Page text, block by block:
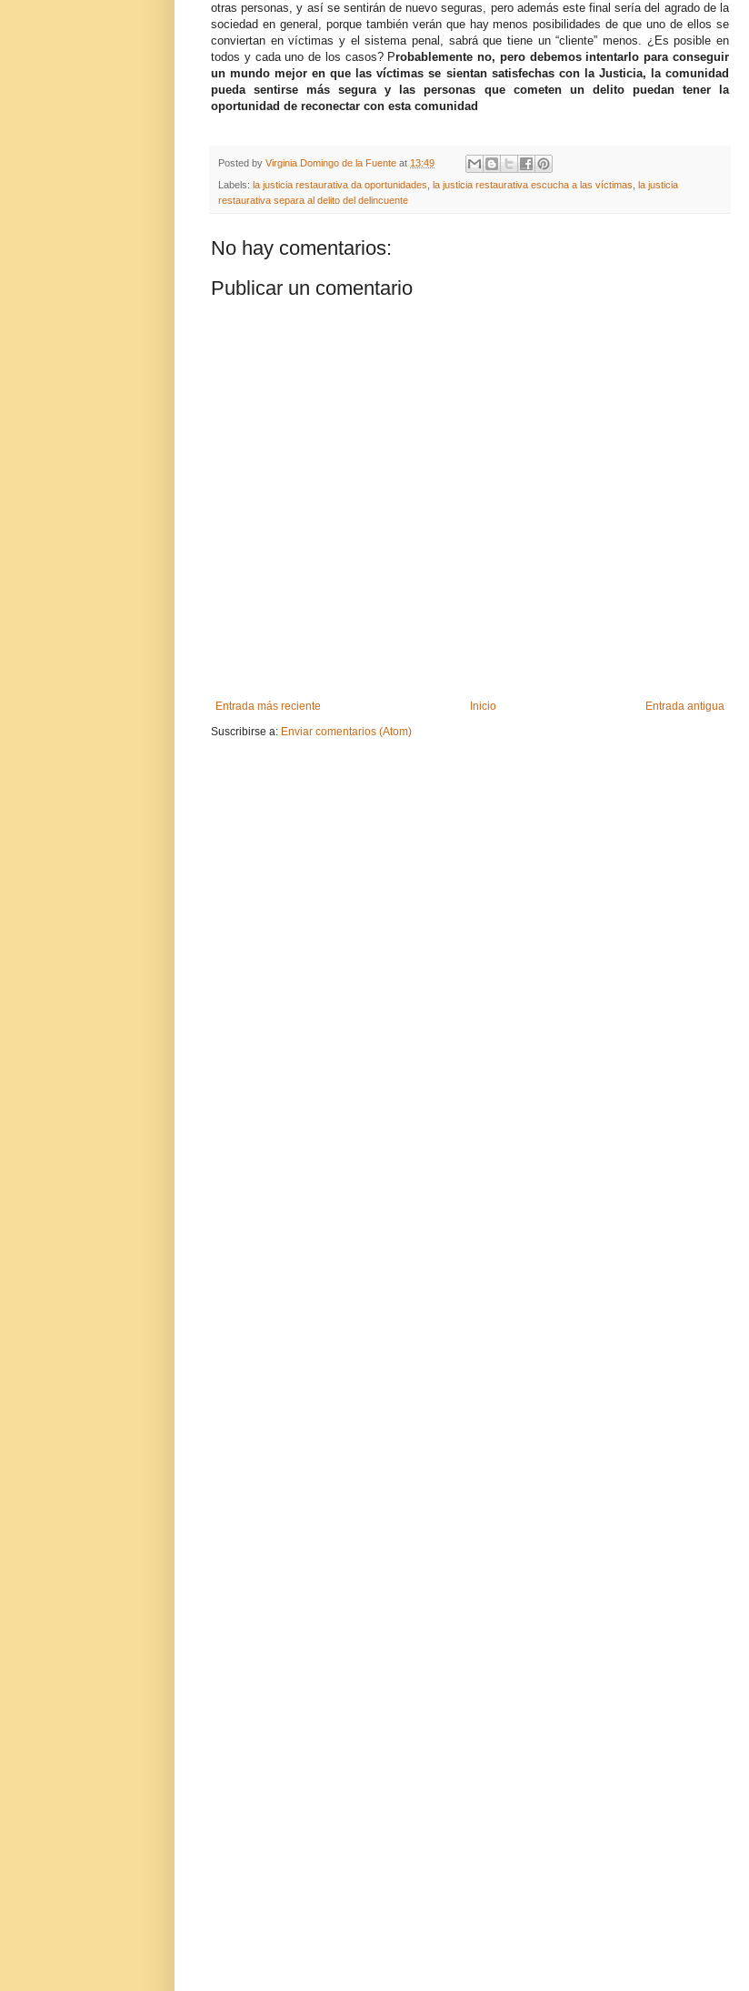
otras personas, y así se sentirán de nuevo seguras, pero además este final sería del agrado de la
sociedad en general, porque también verán que hay menos posibilidades de que uno de ellos se
conviertan en víctimas y el sistema penal, sabrá que tiene un “cliente” menos. ¿Es posible en
todos y cada uno de los casos? Probablemente no, pero debemos intentarlo para conseguir
un mundo mejor en que las víctimas se sientan satisfechas con la Justicia, la comunidad
pueda sentirse más segura y las personas que cometen un delito puedan tener la
oportunidad de reconectar con esta comunidad
Posted by Virginia Domingo de la Fuente at 13:49
Labels: la justicia restaurativa da oportunidades la justicia restaurativa escucha a las víctimas la justicia
restaurativa separa al delito del delincuente
No hay comentarios:
Publicar un comentario
Entrada más reciente Entrada antigua
Inicio
Suscribirse a: Enviar comentarios (Atom)